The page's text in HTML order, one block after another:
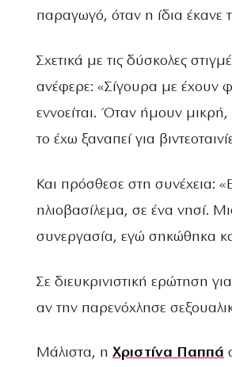
παραγωγό, όταν η ίδια έκανε
Σχετικά με τις δύσκολες
ανέφερε: «Σίγουρα με έχουν
εννοείται. Όταν ήμουν
το έχω ξαναπεί για
Και πρόσθεσε στη συνέχεια:
ηλιοβασίλεμα, σε ένα νησί.
συνεργασία, εγώ σηκώθηκα
Σε διευκρινιστική ερώτηση
αν την παρενόχλησε
Μάλιστα, η Χριστίνα Παππά